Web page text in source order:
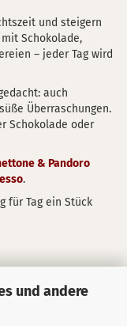
und andere
und steigern
Schokolade,
– jeder Tag wird
auch
Überraschungen.
Schokolade oder
& Pandoro
.
für Tag ein Stück